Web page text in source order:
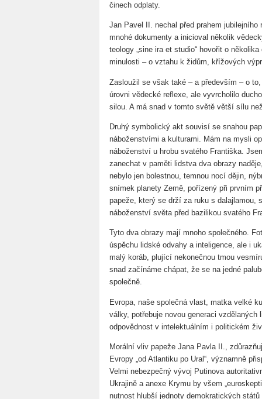
činech odplaty.
Jan Pavel II. nechal před prahem
mnohé dokumenty a inicioval několik
teology „sine ira et studio“ hovořit o
minulosti – o vztahu k židům, křížových
Zasloužil se však také – a především – o
úrovni vědecké reflexe, ale vyvrcholilo
silou. A má snad v tomto světě větší sílu
Druhý symbolický akt souvisí se snahou
náboženstvími a kulturami. Mám na mysli
náboženství u hrobu svatého Františka.
zanechat v paměti lidstva dva obrazy
nebylo jen bolestnou, temnou nocí dějin,
snímek planety Země, pořízený při prvním
papeže, který se drží za ruku s dalajlamou,
náboženství světa před bazilikou svatého
Tyto dva obrazy mají mnoho společného.
úspěchu lidské odvahy a inteligence, ale i
malý koráb, plující nekonečnou tmou
snad začínáme chápat, že se na jedné
společně.
Evropa, naše společná vlast, matka velké
války, potřebuje novou generaci
odpovědnost v intelektuálním i politickém
Morální vliv papeže Jana Pavla II.,
Evropy „od Atlantiku po Ural“, významně
Velmi nebezpečný vývoj Putinova
Ukrajině a anexe Krymu by všem
nutnost hlubší jednoty demokratických států